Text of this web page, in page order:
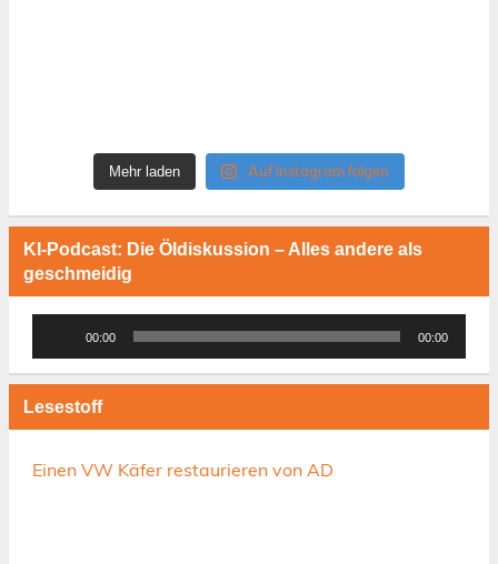
Mehr laden Auf Instagram folgen
KI-Podcast: Die Öldiskussion – Alles andere als
geschmeidig
Player
00:00 00:00
Lesestoff
Einen VW Käfer restaurieren von AD